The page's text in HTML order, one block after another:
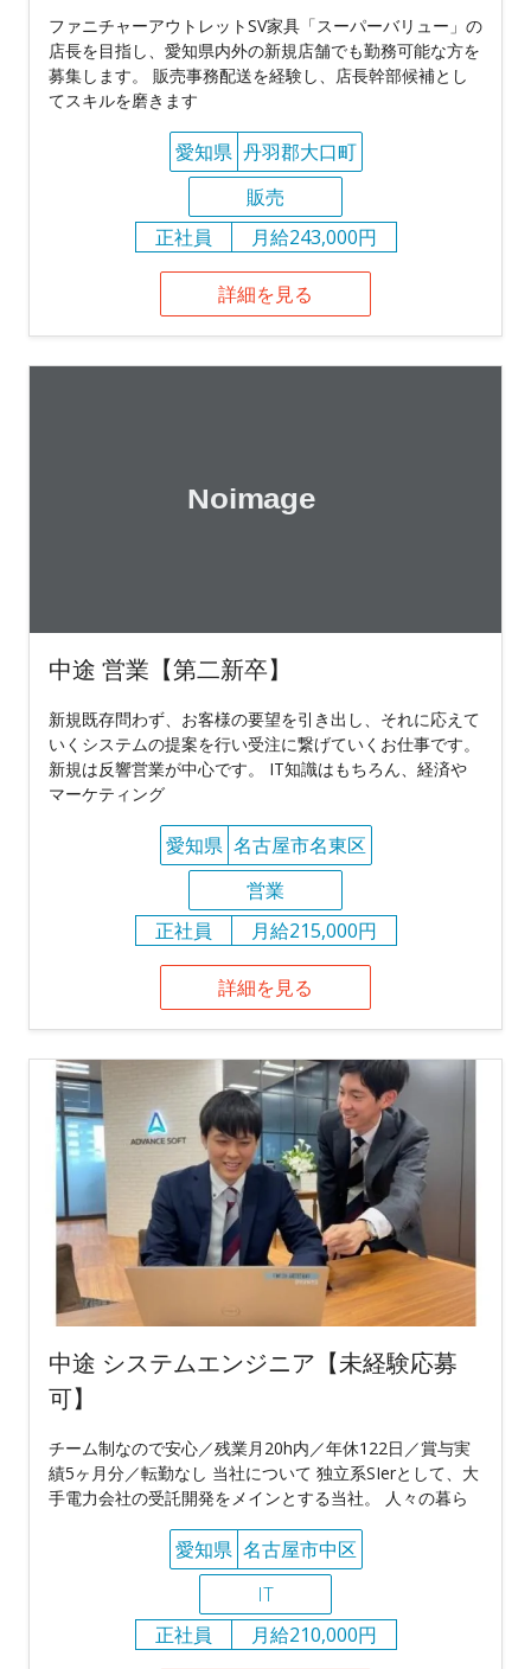
ファニチャーアウトレットSV家具「スーパーバリュー」の
店長を目指し、愛知県内外の新規店舗でも勤務可能な方を
募集します。 販売事務配送を経験し、店長幹部候補とし
てスキルを磨きます
愛知県 丹羽郡大口町
販売
正社員
月給243,000円
詳細を見る
中途 営業【第二新卒】
新規既存問わず、お客様の要望を引き出し、それに応えて
いくシステムの提案を行い受注に繋げていくお仕事です。
新規は反響営業が中心です。 IT知識はもちろん、経済や
マーケティング
愛知県 名古屋市名東区
営業
正社員
月給215,000円
詳細を見る
中途 システムエンジニア【未経験応募
可】
チーム制なので安心／残業月20h内／年休122日／賞与実
績5ヶ月分／転勤なし 当社について 独立系SIerとして、大
手電力会社の受託開発をメインとする当社。 人々の暮ら
愛知県 名古屋市中区
IT
正社員
月給210,000円